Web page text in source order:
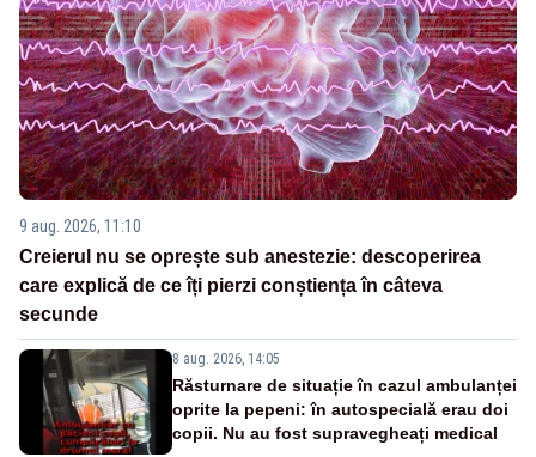
9 aug. 2026, 11:10
Creierul nu se oprește sub anestezie: descoperirea
care explică de ce îți pierzi conștiența în câteva
secunde
8 aug. 2026, 14:05
Răsturnare de situație în cazul ambulanței
oprite la pepeni: în autospecială erau doi
copii. Nu au fost supravegheați medical